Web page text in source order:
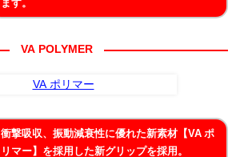
ます。
VA POLYMER
衝撃吸収、振動減衰性に優れた新素材【VA ポ
リマー】を採用した新グリップを採用。